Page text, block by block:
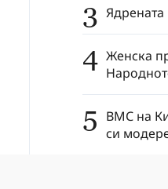
3 Ядрената
4 Женска
5 ВМС на
си